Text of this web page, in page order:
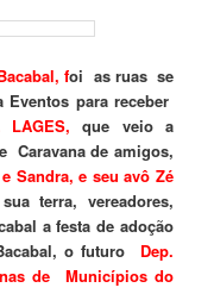
foi as ruas se
para receber
LAGES, que veio a
Caravana de amigos,
Sandra, e seu avô Zé
terra, vereadores,
a festa de adoção
o futuro Dep.
de Municípios do